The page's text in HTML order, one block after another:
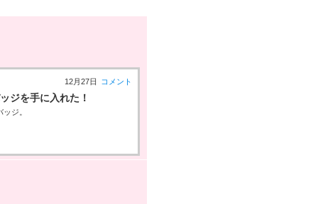
12月27日 コメント
ジを手に入れた！
ジ。